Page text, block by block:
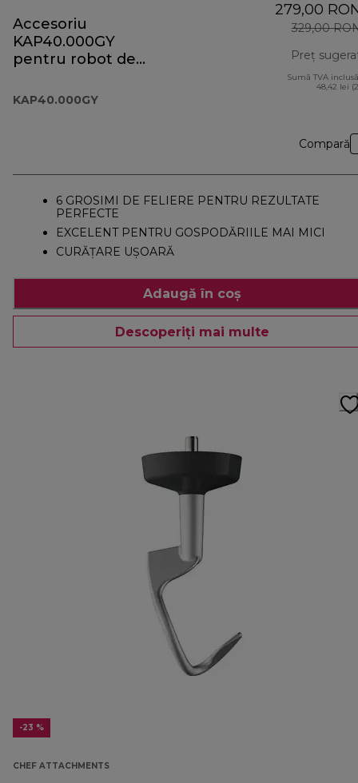
Accesoriu
KAP40.000GY
pentru robot de
Prospero+
KAP40.000GY
279,00
329,00
Preț
Sumă TVA
48,42 lei
Compară
6 GROSIMI DE FELIERE PENTRU REZULTATE
PERFECTE
EXCELENT PENTRU GOSPODĂRIILE MAI MICI
CURĂȚARE UȘOARĂ
Adaugă în coș
Descoperiți mai multe
-23 %
CHEF ATTACHMENTS